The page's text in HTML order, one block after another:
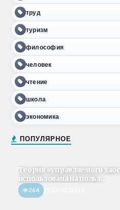
труд
туризм
философия
человек
чтение
школа
экономика
ПОПУЛЯРНОЕ
Теория «управляемого
использована на польз...
264